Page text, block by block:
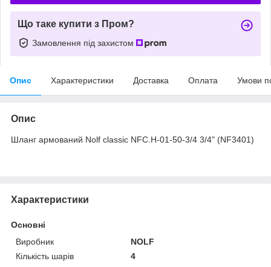
Що таке купити з Пром?
Замовлення під захистом
Опис Характеристики Доставка Оплата Умови
Опис
Шланг армований Nolf classic NFC.H-01-50-3/4 3/4" (NF3401)
Характеристики
Основні
Виробник
NOLF
Кількість шарів
4